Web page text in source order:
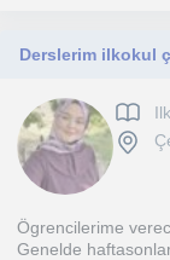
Ögrencilerime
Genelde